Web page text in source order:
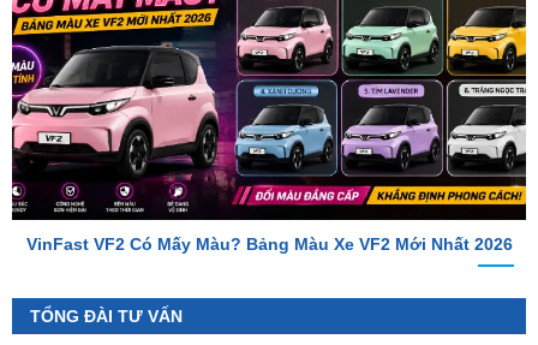
VinFast VF2 Có Mấy Màu? Bảng Màu Xe VF2 Mới Nhất 2026
TỔNG ĐÀI TƯ VẤN
Hotline 1
0987.801.029